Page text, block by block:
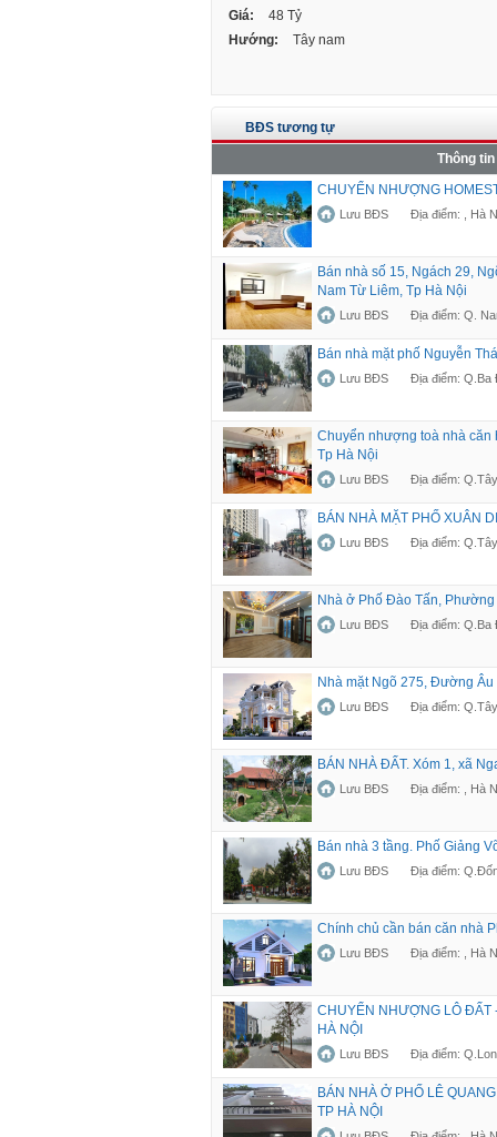
Giá:
48 Tỷ
Hướng:
Tây nam
BĐS tương tự
Thông
CHUYỂN NHƯỢNG
Lưu BĐS Địa điểm: , Hà
Bán nhà số 15, Ngách 29,
Nam Từ Liêm, Tp Hà Nội
Lưu BĐS Địa điểm: Q.
Bán nhà mặt phố Nguyễn
Lưu BĐS Địa điểm: Q.Ba
Chuyển nhượng toà nhà căn
Tp Hà Nội
Lưu BĐS Địa điểm:
BÁN NHÀ MẶT PHỐ XUÂN
Lưu BĐS Địa điểm:
Nhà ở Phố Đào Tấn,
Lưu BĐS Địa điểm: Q.Ba
Nhà mặt Ngõ 275, Đường
Lưu BĐS Địa điểm:
BÁN NHÀ ĐẤT. Xóm 1, xã
Lưu BĐS Địa điểm: , Hà
Bán nhà 3 tầng. Phố Giảng
Lưu BĐS Địa điểm:
Chính chủ cần bán căn nhà
Lưu BĐS Địa điểm: , Hà
CHUYỂN NHƯỢNG LÔ ĐẤT
HÀ NỘI
Lưu BĐS Địa điểm:
BÁN NHÀ Ở PHỐ LÊ
TP HÀ NỘI